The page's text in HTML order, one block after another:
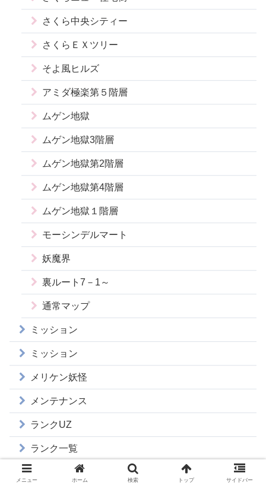
さくら中央シティー
さくらＥＸツリー
そよ風ヒルズ
アミダ極楽第５階層
ムゲン地獄
ムゲン地獄3階層
ムゲン地獄第2階層
ムゲン地獄第4階層
ムゲン地獄１階層
モーシンデルマート
妖魔界
裏ルート7－1～
通常マップ
ミッション
ミッション
メリケン妖怪
メンテナンス
ランクUZ
ランク一覧
ランダムにぷにを消す
メニュー ホーム 検索 トップ サイドバー